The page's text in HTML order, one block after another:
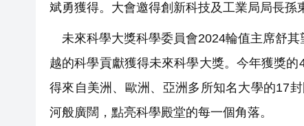
斌勇獲得。大會邀得創新科技及工業局局長孫
未來科學大獎科學委員會2024輪值主席舒
越的科學貢獻獲得未來科學大獎。今年獲獎
得來自美洲、歐洲、亞洲多所知名大學的17
河般廣闊，點亮科學殿堂的每一個角落。